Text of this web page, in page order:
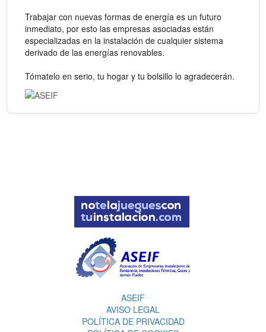
Trabajar con nuevas formas de energía es un futuro
inmediato, por esto las empresas asociadas están
especializadas en la instalación de cualquier sistema
derivado de las energías renovables.
Tómatelo en serio, tu hogar y tu bolsillo lo agradecerán.
ASEIF
AVISO LEGAL
POLÍTICA DE PRIVACIDAD